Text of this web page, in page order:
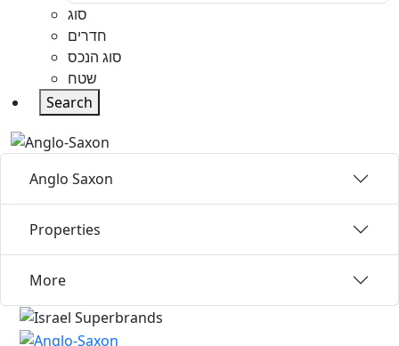
סוג
חדרים
סוג הנכס
שטח
Search
Anglo Saxon
Properties
More